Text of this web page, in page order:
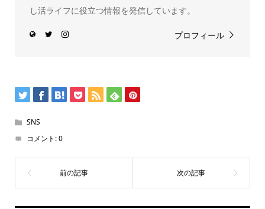
し活ライフに役立つ情報を発信しています。
プロフィール
SNS
コメント:0